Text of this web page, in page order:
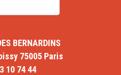
BERNARDINS
75005 Paris
10 74 44